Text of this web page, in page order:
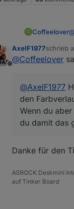
C Coffeelover
Offline
AxelF1977schrieb
zuletzt
@Coffeelover
@AxelF1977
den
Wenn du
du damit das
Danke für den
ASROCK Deskmini
auf Tinker Board